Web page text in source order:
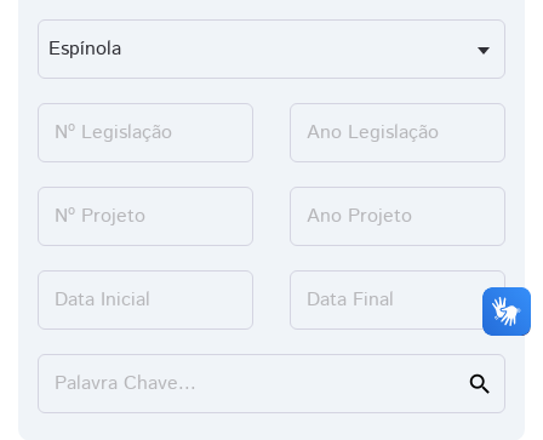
Nº Legislação Ano Legislação
Nº Projeto Ano Projeto
Data Inicial Data Final
Palavra Chave... search